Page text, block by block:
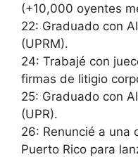
(+10,000 oyentes
22: Graduado con
(UPRM).
24: Trabajé con
firmas de litigio
25: Graduado con
(UPR).
26: Renuncié a una
Puerto Rico para